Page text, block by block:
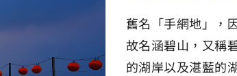
舊名「手網地」，
故名涵碧山，又稱
的湖岸以及湛藍的